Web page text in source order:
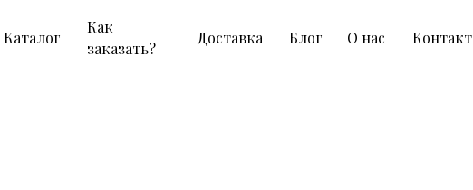
Каталог
Как
заказать?
Доставка Блог О нас